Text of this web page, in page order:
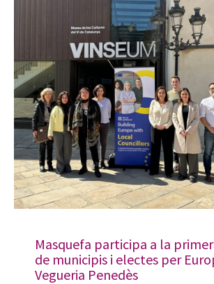
Masquefa participa a la
de municipis i electes per
Vegueria Penedès